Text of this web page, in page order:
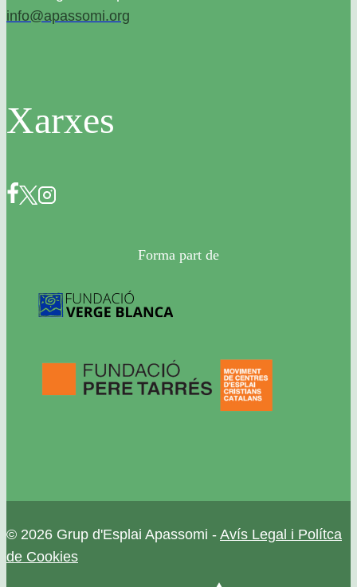
info@apassomi.org
Xarxes
Forma part de
© 2026 Grup d'Esplai Apassomi - Avís Legal i Polítca
de Cookies